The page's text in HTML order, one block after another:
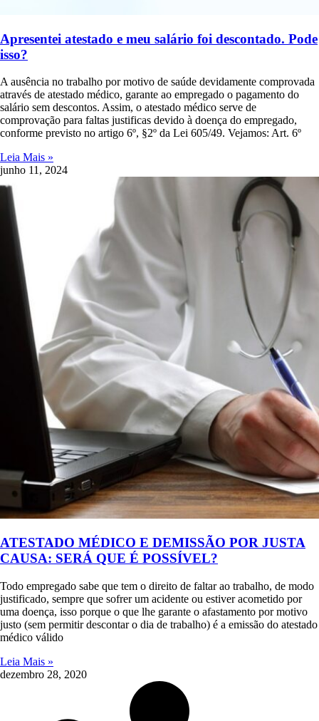
Apresentei atestado e meu salário foi descontado. Pode
isso?
A ausência no trabalho por motivo de saúde devidamente comprovada
através de atestado médico, garante ao empregado o pagamento do
salário sem descontos. Assim, o atestado médico serve de
comprovação para faltas justificas devido à doença do empregado,
conforme previsto no artigo 6º, §2º da Lei 605/49. Vejamos: Art. 6º
Leia Mais »
junho 11, 2024
ATESTADO MÉDICO E DEMISSÃO POR JUSTA
CAUSA: SERÁ QUE É POSSÍVEL?
Todo empregado sabe que tem o direito de faltar ao trabalho, de modo
justificado, sempre que sofrer um acidente ou estiver acometido por
uma doença, isso porque o que lhe garante o afastamento por motivo
justo (sem permitir descontar o dia de trabalho) é a emissão do atestado
médico válido
Leia Mais »
dezembro 28, 2020